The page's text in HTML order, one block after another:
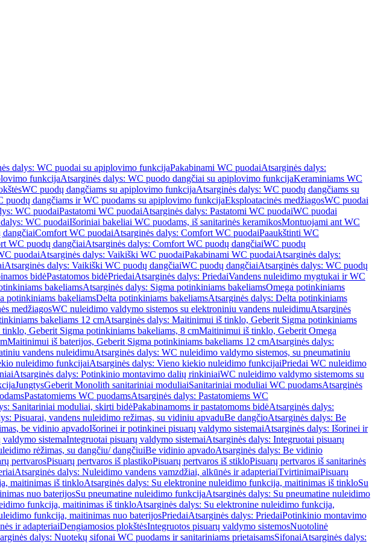
dalys: WC puodai su apiplovimo funkcijaPakabinami WC puodaiAtsarginės dalys:
funkcijaAtsarginės dalys: WC puodo dangčiai su apiplovimo funkcijaKeraminiams WC
WC puodų dangčiams su apiplovimo funkcijaAtsarginės dalys: WC puodų dangčiams su
puodų dangčiams ir WC puodams su apiplovimo funkcijaEksploatacinės medžiagosWC puodai
WC puodaiPastatomi WC puodaiAtsarginės dalys: Pastatomi WC puodaiWC puodai
WC puodaiIšoriniai bakeliai WC puodams, iš sanitarinės keramikosMontuojami ant WC
dangčiaiComfort WC puodaiAtsarginės dalys: Comfort WC puodaiPaaukštinti WC
WC puodų dangčiaiAtsarginės dalys: Comfort WC puodų dangčiaiWC puodų
puodaiAtsarginės dalys: Vaikiški WC puodaiPakabinami WC puodaiAtsarginės dalys:
Atsarginės dalys: Vaikiški WC puodų dangčiaiWC puodų dangčiaiAtsarginės dalys: WC puodų
bidėPastatomos bidėPriedaiAtsarginės dalys: PriedaiVandens nuleidimo mygtukai ir WC
bakeliamsAtsarginės dalys: Sigma potinkiniams bakeliamsOmega potinkiniams
potinkiniams bakeliamsDelta potinkiniams bakeliamsAtsarginės dalys: Delta potinkiniams
medžiagosWC nuleidimo valdymo sistemos su elektroniniu vandens nuleidimuAtsarginės
bakeliams 12 cmAtsarginės dalys: Maitinimui iš tinklo, Geberit Sigma potinkiniams
Geberit Sigma potinkiniams bakeliams, 8 cmMaitinimui iš tinklo, Geberit Omega
Maitinimui iš baterijos, Geberit Sigma potinkiniams bakeliams 12 cmAtsarginės dalys:
vandens nuleidimuAtsarginės dalys: WC nuleidimo valdymo sistemos, su pneumatiniu
nuleidimo funkcijaiAtsarginės dalys: Vieno kiekio nuleidimo funkcijaiPriedai WC nuleidimo
Atsarginės dalys: Potinkinio montavimo dalių rinkiniaiWC nuleidimo valdymo sistemoms su
JungtysGeberit Monolith sanitariniai moduliaiSanitariniai moduliai WC puodamsAtsarginės
Pastatomiems WC puodamsAtsarginės dalys: Pastatomiems WC
Sanitariniai moduliai, skirti bidėPakabinamoms ir pastatomoms bidėAtsarginės dalys:
Pisuarai, vandens nuleidimo režimas, su vidiniu apvaduBe dangčioAtsarginės dalys: Be
be vidinio apvadoIšorinei ir potinkinei pisuarų valdymo sistemaiAtsarginės dalys: Išorinei ir
sistemaIntegruotai pisuarų valdymo sistemaiAtsarginės dalys: Integruotai pisuarų
rėžimas, su dangčiu/ dangčiuiBe vidinio apvadoAtsarginės dalys: Be vidinio
pertvarosPisuarų pertvaros iš plastikoPisuarų pertvaros iš stikloPisuarų pertvaros iš sanitarinės
Atsarginės dalys: Nuleidimo vandens vamzdžiai, alkūnės ir adapteriaiTvirtinimaiPisuarų
maitinimas iš tinkloAtsarginės dalys: Su elektronine nuleidimo funkcija, maitinimas iš tinkloSu
nuo baterijosSu pneumatine nuleidimo funkcijaAtsarginės dalys: Su pneumatine nuleidimo
funkcija, maitinimas iš tinkloAtsarginės dalys: Su elektronine nuleidimo funkcija,
funkcija, maitinimas nuo baterijosPriedaiAtsarginės dalys: PriedaiPotinkinio montavimo
ir adapteriaiDengiamosios plokštėsIntegruotos pisuarų valdymo sistemosNuotolinė
dalys: Nuotekų sifonai WC puodams ir sanitariniams prietaisamsSifonaiAtsarginės dalys: